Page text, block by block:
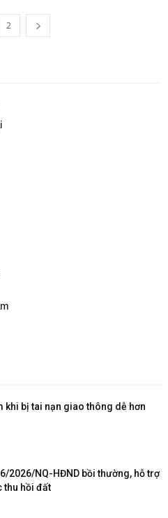
2
khi bị tai nạn giao thông dễ hơn
2026/NQ-HĐND bồi thường, hỗ trợ
thu hồi đất